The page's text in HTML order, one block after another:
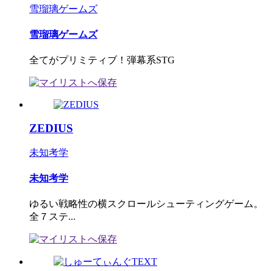
雪瑠璃ゲームズ
雪瑠璃ゲームズ
全てがプリミティブ！弾幕系STG
ZEDIUS
未知考学
未知考学
ゆるい戦略性の横スクロールシューティングゲーム。
全７ステ...